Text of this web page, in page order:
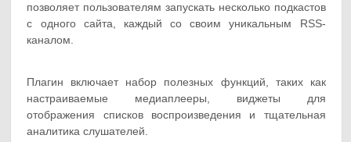
позволяет пользователям запускать несколько подкастов
с одного сайта, каждый со своим уникальным RSS-
каналом.
Плагин включает набор полезных функций, таких как
настраиваемые медиаплееры, виджеты для
отображения списков воспроизведения и тщательная
аналитика слушателей.